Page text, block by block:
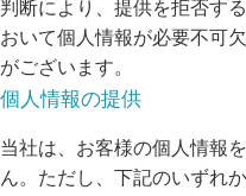
判断により、提供を拒否す
おいて個人情報が必要不可
がございます。
個人情報の提供
当社は、お客様の個人情報
ん。ただし、下記のいずれ